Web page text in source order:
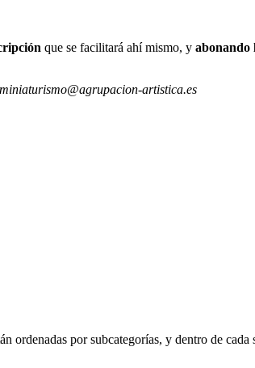
que se facilitará ahí mismo, y abonando
miniaturismo@agrupacion-artistica.es
ordenadas por subcategorías, y dentro de